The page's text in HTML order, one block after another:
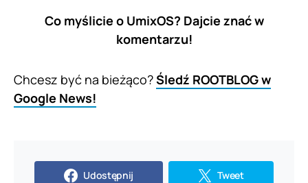
Co myślicie o UmixOS? Dajcie znać w
komentarzu!
Chcesz być na bieżąco?Śledź ROOTBLOG w
Google News!
Udostępnij Tweet